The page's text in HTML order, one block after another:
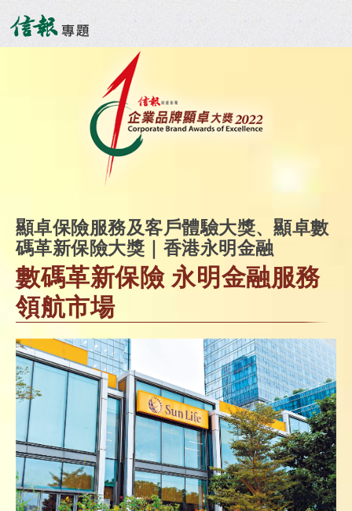
顯卓保險服務及客戶體驗大獎、顯卓數
碼革新保險大獎｜香港永明金融
數碼革新保險 永明金融服務
領航市場